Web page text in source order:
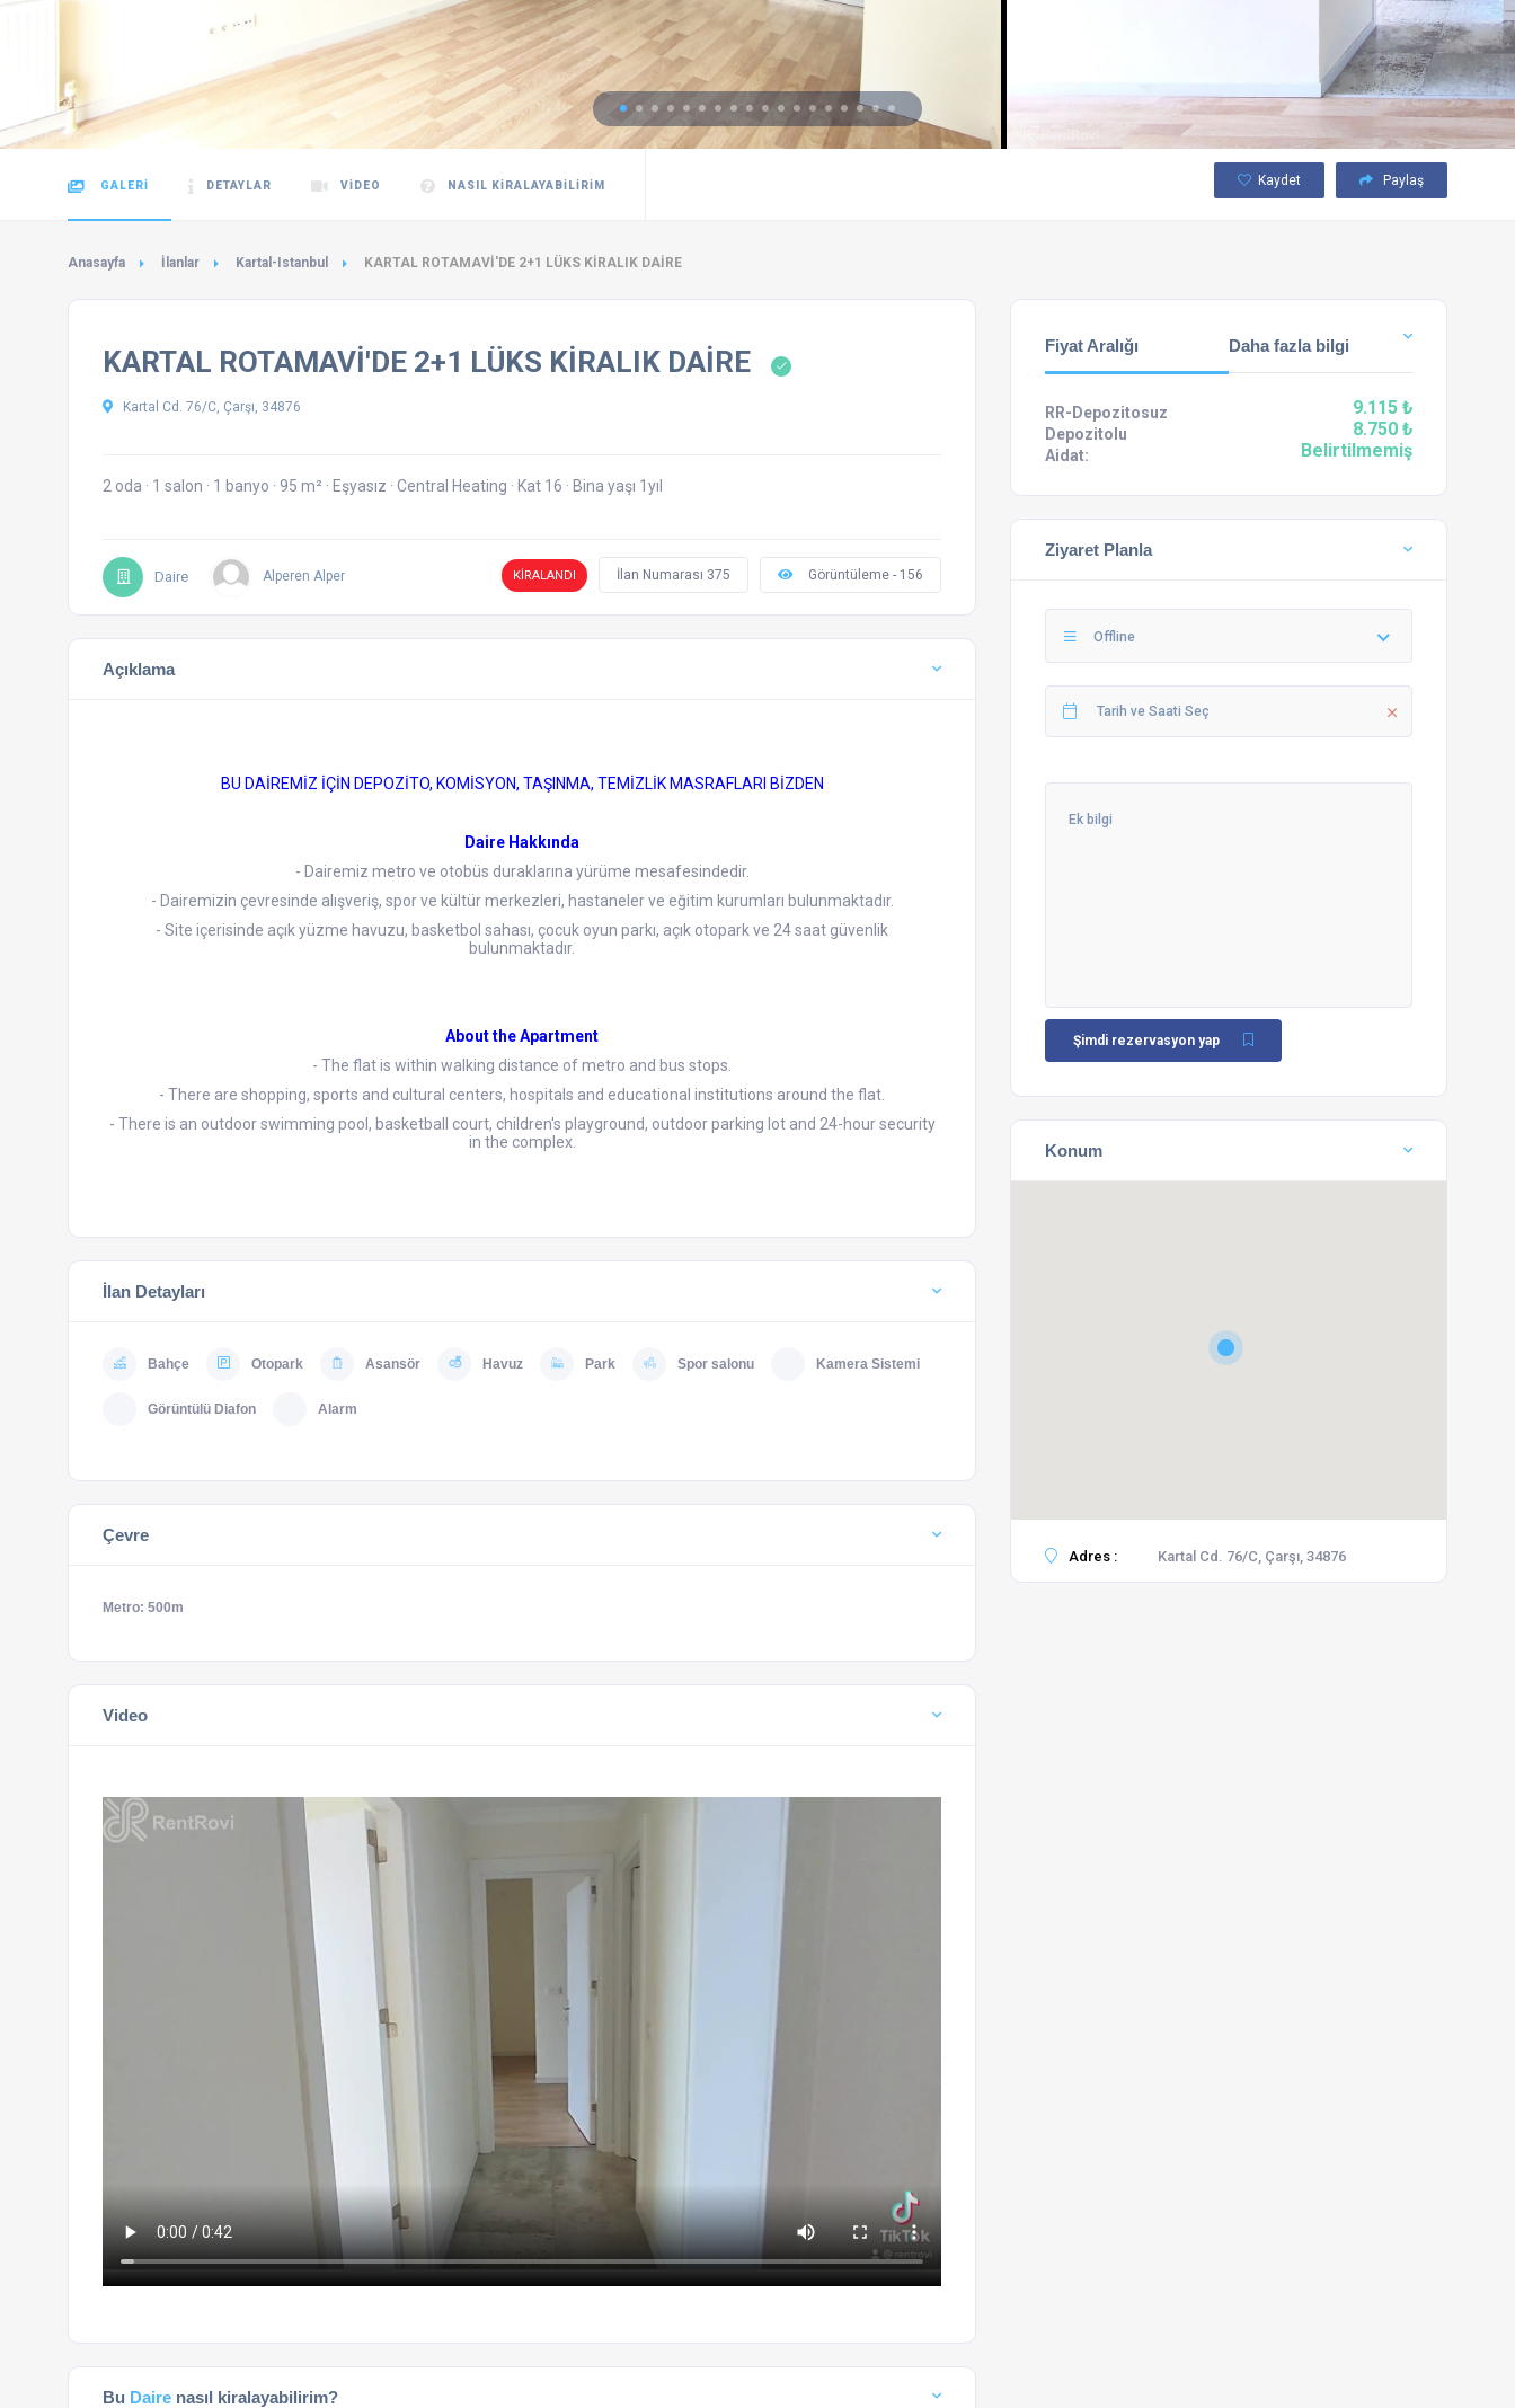
GALERI DETAYLAR VIDEO NASIL KIRALAYABILIRIM Kaydet Paylaş
Anasayfa İlanlar Kartal-Istanbul KARTAL ROTAMAVİ'DE 2+1 LÜKS KİRALIK DAİRE
KARTAL ROTAMAVİ'DE 2+1 LÜKS KİRALIK DAİRE
Kartal Cd. 76/C, Çarşı, 34876
2 oda · 1 salon · 1 banyo · 95 m² · Eşyasız · Central Heating · Kat 16 · Bina yaşı 1yıl
Daire Alperen Alper KİRALANDI İlan Numarası 375 Görüntüleme - 156
Açıklama
BU DAİREMİZ İÇİN DEPOZİTO, KOMİSYON, TAŞINMA, TEMİZLİK MASRAFLARI BİZDEN
Daire Hakkında
- Dairemiz metro ve otobüs duraklarına yürüme mesafesindedir.
- Dairemizin çevresinde alışveriş, spor ve kültür merkezleri, hastaneler ve eğitim kurumları bulunmaktadır.
- Site içerisinde açık yüzme havuzu, basketbol sahası, çocuk oyun parkı, açık otopark ve 24 saat güvenlik
bulunmaktadır.
About the Apartment
- The flat is within walking distance of metro and bus stops.
- There are shopping, sports and cultural centers, hospitals and educational institutions around the flat.
- There is an outdoor swimming pool, basketball court, children's playground, outdoor parking lot and 24-hour security
in the complex.
İlan Detayları
Bahçe Otopark Asansör Havuz Park Spor salonu Kamera Sistemi
Görüntülü Diafon Alarm
Çevre
Metro: 500m
Video
Bu Daire nasıl kiralayabilirim?
Fiyat Aralığı Daha fazla bilgi
RR-Depozitosuz 9.115 ₺
Depozitolu 8.750 ₺
Aidat: Belirtilmemiş
Ziyaret Planla
Offline
Şimdi rezervasyon yap
Konum
Adres : Kartal Cd. 76/C, Çarşı, 34876